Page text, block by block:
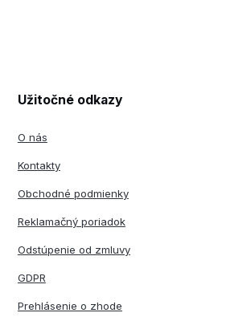
Užitočné odkazy
O nás
Kontakty
Obchodné podmienky
Reklamačný poriadok
Odstúpenie od zmluvy
GDPR
Prehlásenie o zhode